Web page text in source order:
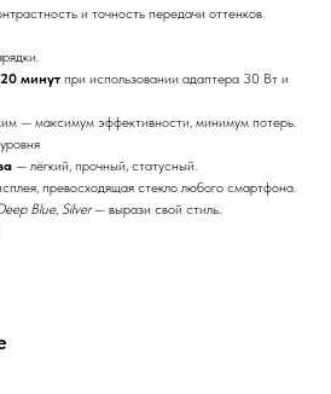
и точность передачи оттенков.
минут при использовании адаптера 30 Вт и
— максимум эффективности, минимум потерь.
— лёгкий, прочный, статусный.
превосходящая стекло любого смартфона.
Blue, Silver— вырази свой стиль.